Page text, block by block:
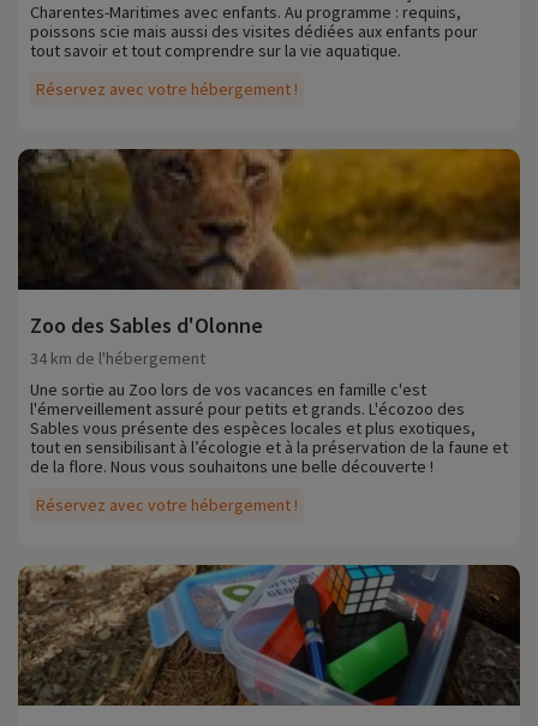
Ré possède un riche patrimoine culturel. Vous pourrez visiter des
églises anciennes, des forts historiques (comme le Fort Boyard,
nous avons déjà négocié des activités, elles sont réservables avec
remise directement en ligne après avoir choisi votre logement et
vous pouvez les découvrir en cliquant ici !
Plus d'informations
• Personnes à mobilité réduite accompagnement obligatoire
Réservez avec votre hébergement !
Charentes-Maritimes avec enfants. Au programme : requins,
poissons scie mais aussi des visites dédiées aux enfants pour
tout savoir et tout comprendre sur la vie aquatique.
Zoo des Sables d'Olonne
Réservez avec votre hébergement !
34 km de l'hébergement
Une sortie au Zoo lors de vos vacances en famille c'est
l'émerveillement assuré pour petits et grands. L'écozoo des
Sables vous présente des espèces locales et plus exotiques,
tout en sensibilisant à l’écologie et à la préservation de la faune et
de la flore. Nous vous souhaitons une belle découverte !